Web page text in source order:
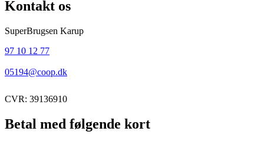
Kontakt os
SuperBrugsen Karup
97 10 12 77
05194@coop.dk
CVR: 39136910
Betal med følgende kort